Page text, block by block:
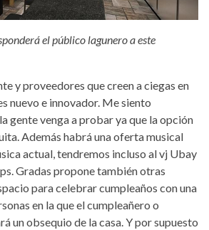
el público lagunero a este
y proveedores que creen a ciegas en
nuevo e innovador. Me siento
gente venga a probar ya que la opción
Además habrá una oferta musical
actual, tendremos incluso al vj Ubay
Gradas propone también otras
para celebrar cumpleaños con una
en la que el cumpleañero o
un obsequio de la casa. Y por supuesto